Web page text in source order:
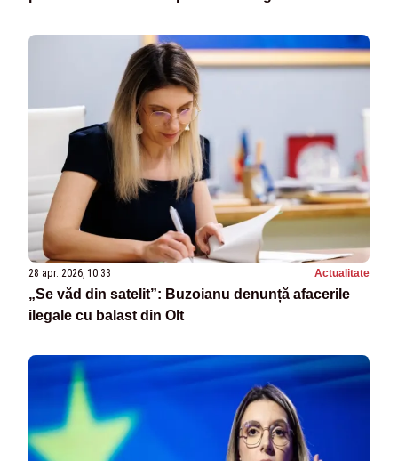
28 apr. 2026, 10:33 Actualitate
„Se văd din satelit”: Buzoianu denunță afacerile
ilegale cu balast din Olt